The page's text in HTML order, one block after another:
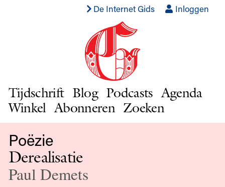
De Internet Gids Inloggen
Tijdschrift Blog Podcasts Agenda
Winkel Abonneren Zoeken
Poëzie
Derealisatie
Paul Demets